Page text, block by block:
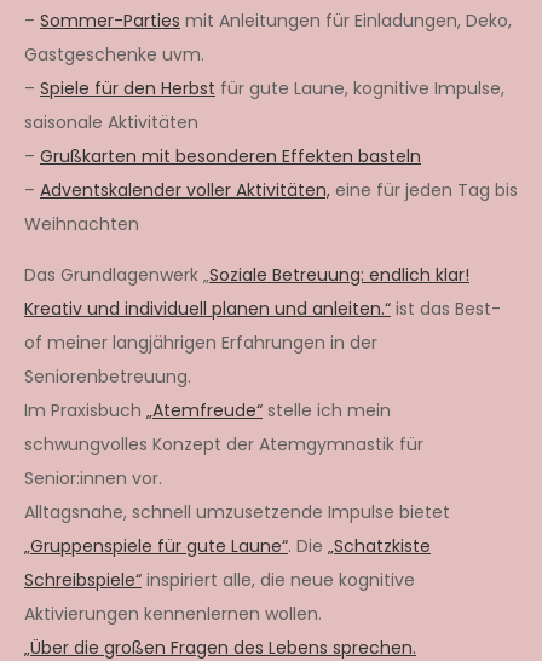
– Sommer-Parties mit Anleitungen für Einladungen, Deko,
Gastgeschenke uvm.
– Spiele für den Herbst für gute Laune, kognitive Impulse,
saisonale Aktivitäten
– Grußkarten mit besonderen Effekten basteln
– Adventskalender voller Aktivitäten, eine für jeden Tag bis
Weihnachten
Das Grundlagenwerk „Soziale Betreuung: endlich klar!
Kreativ und individuell planen und anleiten.“ ist das Best-
of meiner langjährigen Erfahrungen in der
Seniorenbetreuung.
Im Praxisbuch „Atemfreude“ stelle ich mein
schwungvolles Konzept der Atemgymnastik für
Senior:innen vor.
Alltagsnahe, schnell umzusetzende Impulse bietet
„Gruppenspiele für gute Laune“. Die „Schatzkiste
Schreibspiele“ inspiriert alle, die neue kognitive
Aktivierungen kennenlernen wollen.
„Über die großen Fragen des Lebens sprechen.